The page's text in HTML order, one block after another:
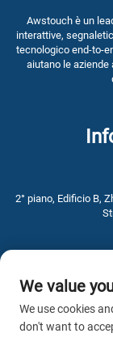
Awstouch è un
interattive,
tecnologico end-to-
aiutano le
2° piano, Edificio B,
We value
We use cookies
don't want to